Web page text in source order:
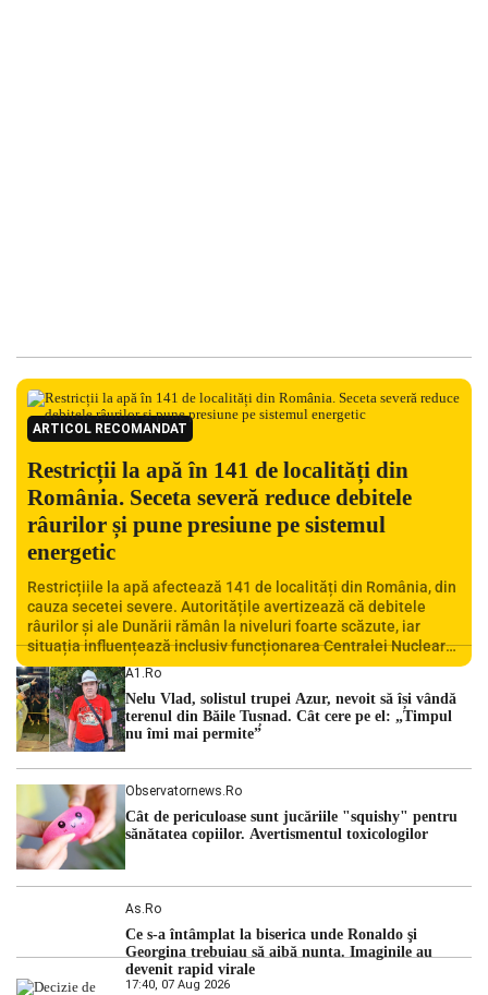
ARTICOL RECOMANDAT
Restricții la apă în 141 de localități din
România. Seceta severă reduce debitele
râurilor și pune presiune pe sistemul
energetic
Restricțiile la apă afectează 141 de localități din România, din
cauza secetei severe. Autoritățile avertizează că debitele
râurilor și ale Dunării rămân la niveluri foarte scăzute, iar
situația influențează inclusiv funcționarea Centralei Nucleare
de la Cernavodă. România se confruntă cu una dintre cele mai
dificile perioade din punct de vedere hidrologic din ultimii ani.
Lipsa […]
A1.ro
Nelu Vlad, solistul trupei Azur, nevoit să își vândă
terenul din Băile Tușnad. Cât cere pe el: „Timpul
nu îmi mai permite”
Observatornews.ro
Cât de periculoase sunt jucăriile "squishy" pentru
sănătatea copiilor. Avertismentul toxicologilor
As.ro
Ce s-a întâmplat la biserica unde Ronaldo şi
Georgina trebuiau să aibă nunta. Imaginile au
devenit rapid virale
17:40, 07 Aug 2026